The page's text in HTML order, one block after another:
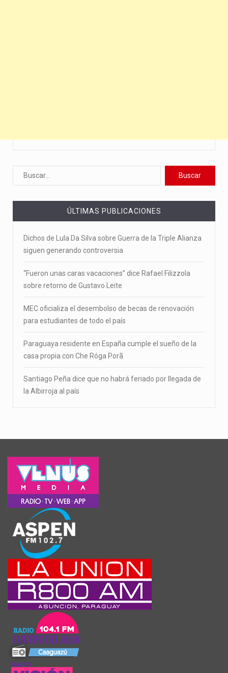
ÚLTIMAS PUBLICACIONES
Dichos de Lula Da Silva sobre Guerra de la Triple Alianza
siguen generando controversia
“Fueron unas caras vacaciones” dice Rafael Filizzola
sobre retorno de Gustavo Leite
MEC oficializa el desembolso de becas de renovación
para estudiantes de todo el país
Paraguaya residente en España cumple el sueño de la
casa propia con Che Róga Porã
Santiago Peña dice que no habrá feriado por llegada de
la Albirroja al país